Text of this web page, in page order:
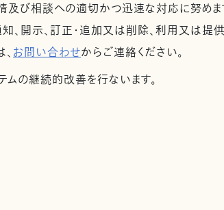
び相談への適切かつ迅速な対応に努めま
、開示、訂正・追加又は削除、利用又は提
お問い合わせからご連絡ください。
ムの継続的改善を行ないます。